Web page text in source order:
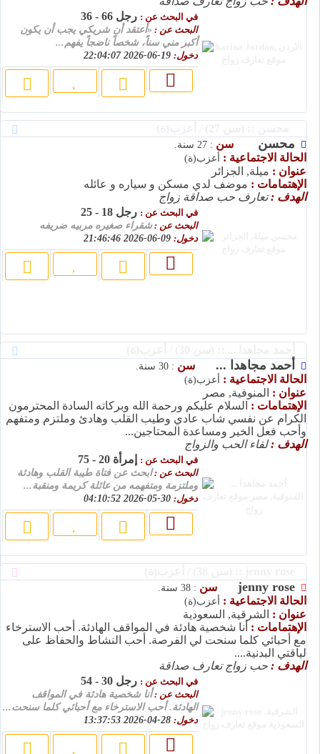
في البحث عن : رجل 66 - 36
البحث عن : «أعتقد أن شريكي يجب أن يكون
أكبر مني سناً، شخصاً ناضجاً يفهم...
دخول:
محسن سن : 27 سنة.
الحالة الاجتماعية : أعزب(ة)
عنوان : ميلة, الجزائر
الإهتمامات : موضف لدي مسكن و سياره و عائله
الهدف :تعارف حب صداقة زواج
في البحث عن : رجل 18 - 25
البحث عن :شقراء صغيره مربيه ضريفه
دخول:
أحمد مجاهدا ... سن : 30 سنة.
الحالة الاجتماعية : أعزب(ة)
عنوان : المنوفية, مصر
الإهتمامات : السلام عليكم ورحمة الله وبركاته السادة المحترمون
الكرام عن نفسي شاب عادي وطيب القلب وهادئ وملتزم ومتفهم
وأحب فعل الخير ومساعدة المحتاجين...
الهدف :لقاء الحب والزواج
في البحث عن : إمرأة 20 - 75
البحث عن :ابحث عن فتاة طيبة القلب وهادئة
وملتزمة ومتفهمه من عائلة كريمة ومنقبة...
دخول:
jenny rose سن : 38 سنة.
الحالة الاجتماعية : أعزب(ة)
عنوان : الشرقية, السعودية
الإهتمامات : أنا شخصية هادئة في المواقف الهادئة. أحب الاسترخاء
مع أحبائي كلما سنحت لي الفرصة. أحب النشاط والحفاظ على
لياقتي البدنية....
الهدف : حب زواج تعارف صداقة
في البحث عن : رجل 30 - 54
البحث عن :أنا شخصية هادئة في المواقف
الهادئة. أحب الاسترخاء مع أحبائي كلما سنحت...
دخول: